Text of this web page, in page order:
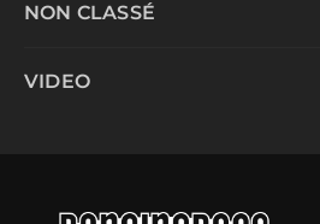
NON CLASSÉ
VIDEO